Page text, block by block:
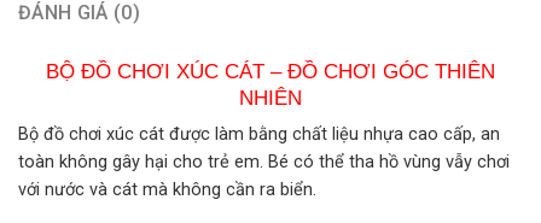
ĐÁNH GIÁ (0)
BỘ ĐỒ CHƠI XÚC CÁT – ĐỒ CHƠI GÓC THIÊN
NHIÊN
Bộ đồ chơi xúc cát được làm bằng chất liệu nhựa cao cấp, an
toàn không gây hại cho trẻ em. Bé có thể tha hồ vùng vẫy chơi
với nước và cát mà không cần ra biển.